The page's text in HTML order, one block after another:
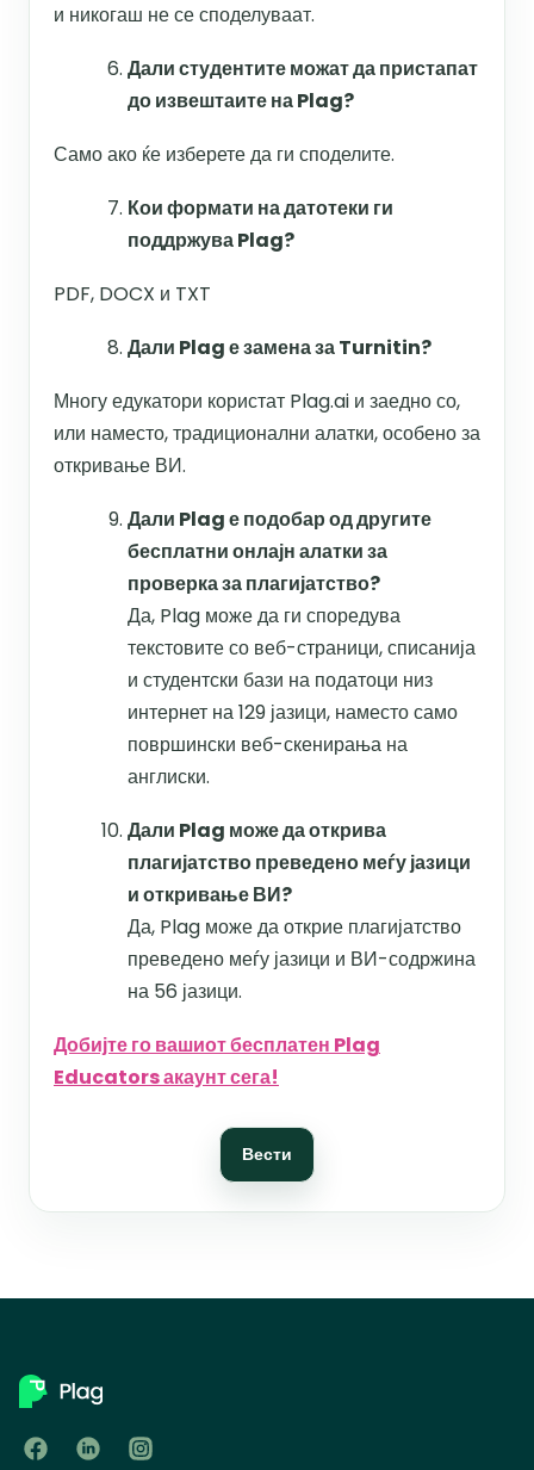
и никогаш не се споделуваат.
Дали студентите можат да пристапат
до извештаите на Plag?
Само ако ќе изберете да ги споделите.
Кои формати на датотеки ги
поддржува Plag?
PDF, DOCX и TXT
Дали Plag е замена за Turnitin?
Многу едукатори користат Plag.ai и заедно со,
или наместо, традиционални алатки, особено за
откривање ВИ.
Дали Plag е подобар од другите
бесплатни онлајн алатки за
проверка за плагијатство?
Да, Plag може да ги споредува
текстовите со веб-страници, списанија
и студентски бази на податоци низ
интернет на 129 јазици, наместо само
површински веб-скенирања на
англиски.
Дали Plag може да открива
плагијатство преведено меѓу јазици
и откривање ВИ?
Да, Plag може да открие плагијатство
преведено меѓу јазици и ВИ-содржина
на 56 јазици.
Добијте го вашиот бесплатен Plag
Educators акаунт сега!
Вести